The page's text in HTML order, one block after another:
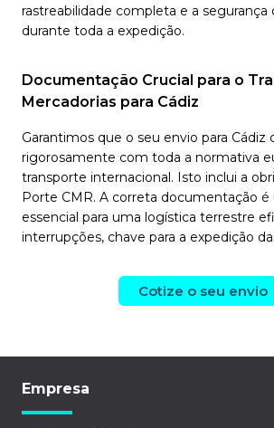
rastreabilidade completa e a segurança
durante toda a expedição.
Documentação Crucial para o
Mercadorias para Cádiz
Garantimos que o seu envio para Cádiz
rigorosamente com toda a normativa
transporte internacional. Isto inclui a
Porte CMR. A correta documentação é
essencial para uma logística terrestre
interrupções, chave para a expedição
Cotize o seu envio
Empresa